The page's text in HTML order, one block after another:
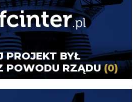
PROJEKT BYŁ
POWODU RZĄDU(0)